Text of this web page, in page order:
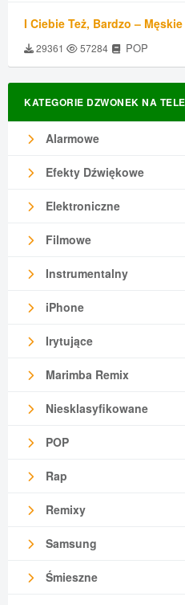
I Ciebie Też, Bardzo –
29361 57284 POP
KATEGORIE DZWONEK NA
Alarmowe
Efekty Dźwiękowe
Elektroniczne
Filmowe
Instrumentalny
iPhone
Irytujące
Marimba Remix
Niesklasyfikowane
POP
Rap
Remixy
Samsung
Śmieszne